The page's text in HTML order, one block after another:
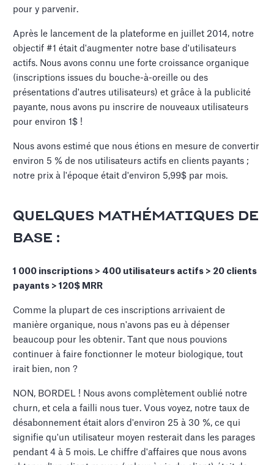
pour y parvenir.
Après le lancement de la plateforme en juillet 2014, notre
objectif #1 était d'augmenter notre base d'utilisateurs
actifs. Nous avons connu une forte croissance organique
(inscriptions issues du bouche-à-oreille ou des
présentations d'autres utilisateurs) et grâce à la publicité
payante, nous avons pu inscrire de nouveaux utilisateurs
pour environ 1$ !
Nous avons estimé que nous étions en mesure de convertir
environ 5 % de nos utilisateurs actifs en clients payants ;
notre prix à l'époque était d'environ 5,99$ par mois.
QUELQUES MATHÉMATIQUES DE
BASE :
1 000 inscriptions > 400 utilisateurs actifs > 20 clients
payants > 120$ MRR
Comme la plupart de ces inscriptions arrivaient de
manière organique, nous n'avons pas eu à dépenser
beaucoup pour les obtenir. Tant que nous pouvions
continuer à faire fonctionner le moteur biologique, tout
irait bien, non ?
NON, BORDEL ! Nous avons complètement oublié notre
churn, et cela a failli nous tuer. Vous voyez, notre taux de
désabonnement était alors d'environ 25 à 30 %, ce qui
signifie qu'un utilisateur moyen resterait dans les parages
pendant 4 à 5 mois. Le chiffre d'affaires que nous avons